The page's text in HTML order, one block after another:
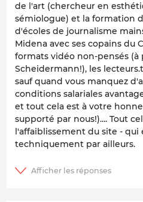
de l'art (chercheur en
sémiologue) et la formation
d'écoles de journalisme
Midena avec ses copains du
formats vidéo non-pensés (à
Scheidermann!), les
sauf quand vous manquez
conditions salariales
et tout cela est à votre
supporté par nous!).... Tout
l'affaiblissement du site - qui
techniquement par ailleurs.